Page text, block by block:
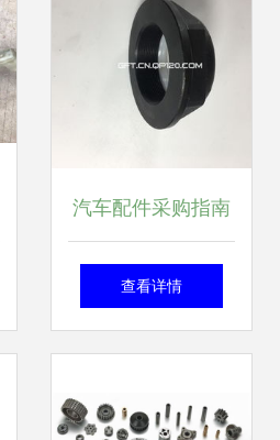
解析
汽车配件采购指南
如何通过汽配120
饰件报价与参数
查看详情